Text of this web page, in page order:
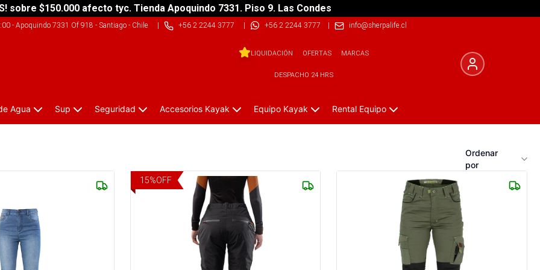
sobre $150.000 afecto tyc. Tienda Apoquindo 7331. Piso 9. Las Condes
- Apoquindo 7331 Of 918 - Santiago - Chile| +56 2 2244 3777 | +56 2 2244 3777 | info@sherpalife.cl
LIQUIDACIÓN OFERTAS MARCAS
DESPACHO 24 HRS
Agua Sup Seguridad Accesorios Kayak Equipo Kayak Rental Equipo
Ordenar
por
15%OFF